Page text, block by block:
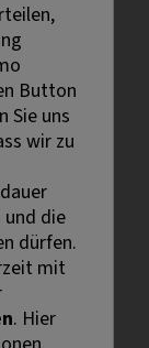
wurde aus
Button
Sie uns
wir zu
die
dürfen.
mit
. Hier